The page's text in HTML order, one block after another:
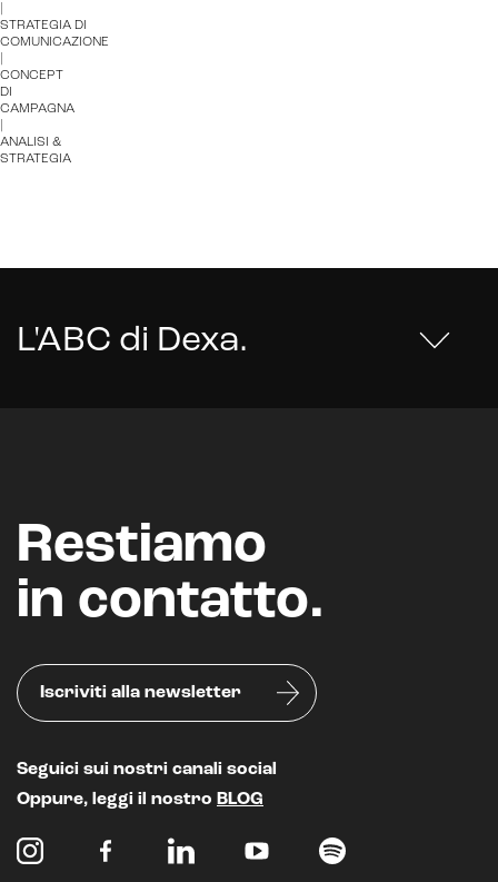
STRATEGIA DI
COMUNICAZIONE
CONCEPT
DI
CAMPAGNA
ANALISI &
STRATEGIA
L'ABC di Dexa.
Restiamo
in contatto.
Iscriviti alla newsletter
Seguici sui nostri canali social
Oppure, leggi il nostro BLOG